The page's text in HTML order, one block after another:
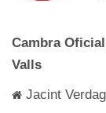
Cambra
Valls
Jacint